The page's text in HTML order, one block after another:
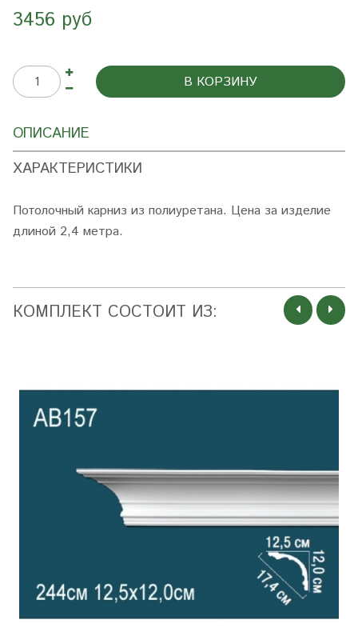
3456 руб
В КОРЗИНУ
ОПИСАНИЕ
ХАРАКТЕРИСТИКИ
Потолочный карниз из полиуретана. Цена за изделие
длиной 2,4 метра.
КОМПЛЕКТ СОСТОИТ ИЗ: